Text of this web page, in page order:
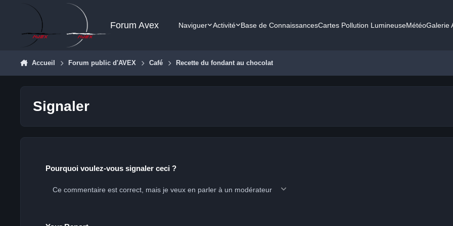
Aller au contenu
Forum Avex Naviguer Activité Base de ConnaissancesCartes Pollution LumineuseMétéoGalerie
Accueil Forum public d'AVEX Café Recette du fondant au chocolat
Signaler
Pourquoi voulez-vous signaler ceci ?